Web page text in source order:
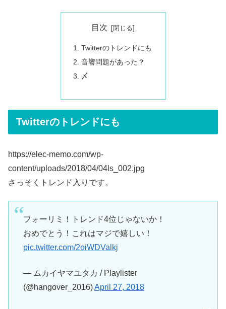
目次
Twitterのトレンドにも
音響問題があった？
〆
Twitterのトレンドにも
https://elec-memo.com/wp-
content/uploads/2018/04/04ls_002.jpg
さっそくトレンド入りです。
フォーリミ！トレンド4位じゃないか！
おめでとう！これはマジで嬉しい！
pic.twitter.com/2oiWDValkj
— ムカイヤマユタカ / Playlister
(@hangover_2016)April 27, 2018